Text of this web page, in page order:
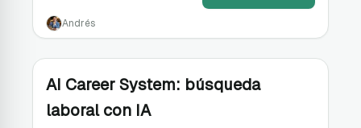
Andrés
AI Career System: búsqueda
laboral con IA